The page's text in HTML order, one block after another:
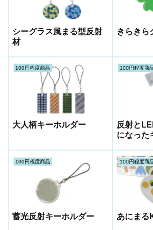
シーグラス風まる型反射
材
きらきら
100円程度商品
大人柄キーホルダー
100円程度商
反射と
になった
100円程度商品
蓄光反射キーホルダー
100円程度商
あにまる